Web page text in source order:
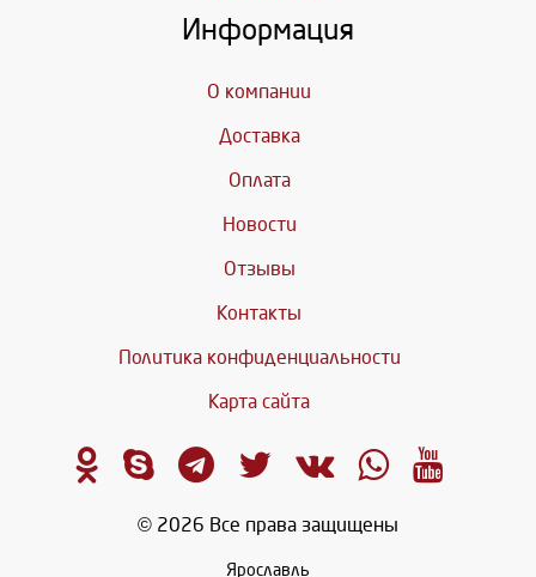
Информация
О компании
Доставка
Оплата
Новости
Отзывы
Контакты
Политика конфиденциальности
Карта сайта
© 2026 Все права защищены
Ярославль